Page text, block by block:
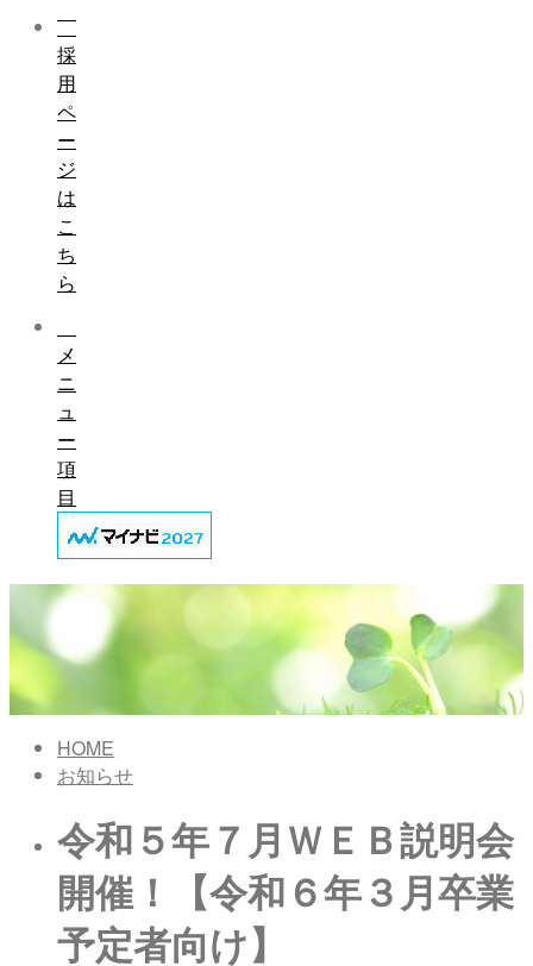
採
用
ペ
ー
ジ
は
こ
ち
ら
メ
ニ
ュ
ー
項
目
HOME
お知らせ
令和５年７月ＷＥＢ説明会
開催！【令和６年３月卒業
予定者向け】